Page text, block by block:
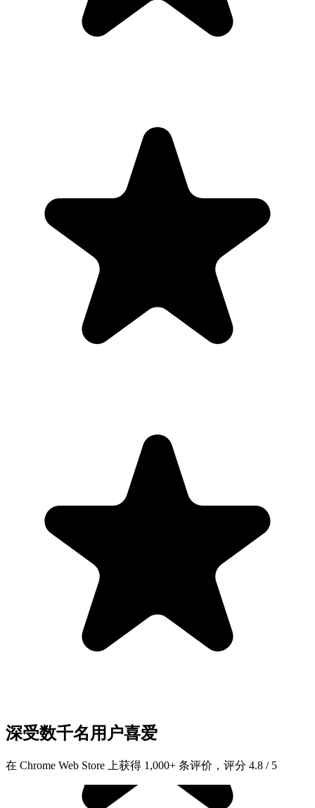
深受数千名用户喜爱
在 Chrome Web Store 上获得 1,000+ 条评价，评分 4.8 / 5